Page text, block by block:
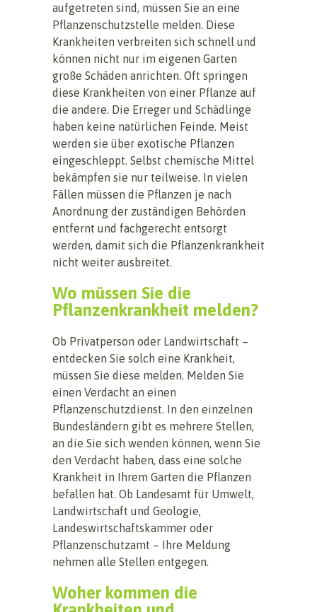
aufgetreten sind, müssen Sie an eine
Pflanzenschutzstelle melden. Diese
Krankheiten verbreiten sich schnell und
können nicht nur im eigenen Garten
große Schäden anrichten. Oft springen
diese Krankheiten von einer Pflanze auf
die andere. Die Erreger und Schädlinge
haben keine natürlichen Feinde. Meist
werden sie über exotische Pflanzen
eingeschleppt. Selbst chemische Mittel
bekämpfen sie nur teilweise. In vielen
Fällen müssen die Pflanzen je nach
Anordnung der zuständigen Behörden
entfernt und fachgerecht entsorgt
werden, damit sich die Pflanzenkrankheit
nicht weiter ausbreitet.
Wo müssen Sie die
Pflanzenkrankheit melden?
Ob Privatperson oder Landwirtschaft –
entdecken Sie solch eine Krankheit,
müssen Sie diese melden. Melden Sie
einen Verdacht an einen
Pflanzenschutzdienst. In den einzelnen
Bundesländern gibt es mehrere Stellen,
an die Sie sich wenden können, wenn Sie
den Verdacht haben, dass eine solche
Krankheit in Ihrem Garten die Pflanzen
befallen hat. Ob Landesamt für Umwelt,
Landwirtschaft und Geologie,
Landeswirtschaftskammer oder
Pflanzenschutzamt – Ihre Meldung
nehmen alle Stellen entgegen.
Woher kommen die